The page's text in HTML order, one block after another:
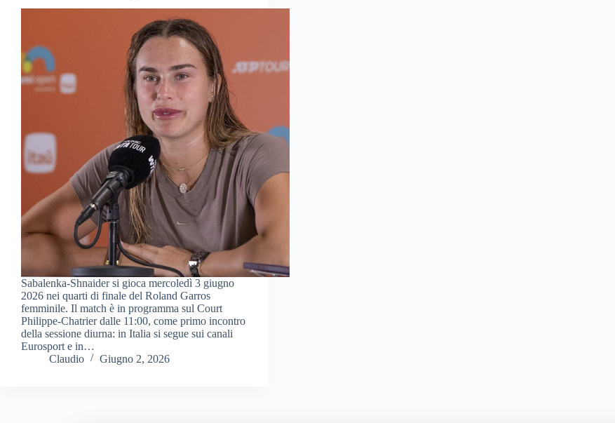
Sabalenka-Shnaider si gioca mercoledì 3 giugno
2026 nei quarti di finale del Roland Garros
femminile. Il match è in programma sul Court
Philippe-Chatrier dalle 11:00, come primo incontro
della sessione diurna: in Italia si segue sui canali
Eurosport e in…
Claudio
Giugno 2, 2026